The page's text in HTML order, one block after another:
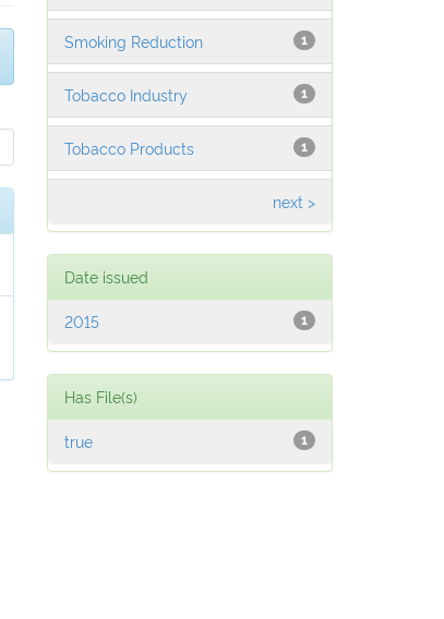
1
Smoking Reduction
1
Tobacco Industry
1
Tobacco Products
next >
Date issued
1
2015
Has File(s)
1
true